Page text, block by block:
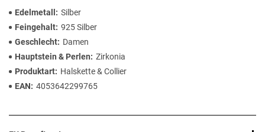
Edelmetall
Silber
Feingehalt 925 Silber
Geschlecht
Damen
Hauptstein & Perlen
Zirkonia
Produktart
Halskette & Collier
EAN
4053642299765